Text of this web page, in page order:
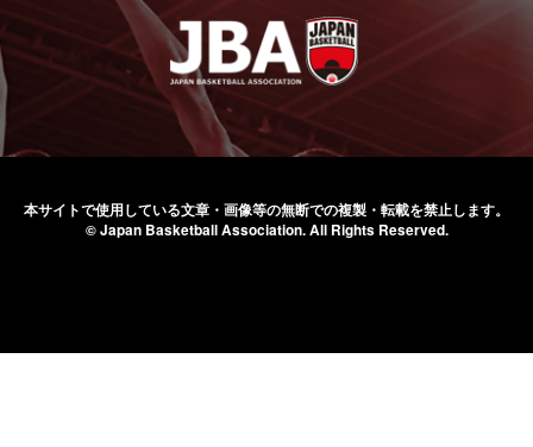
本サイトで使用している文章・画像等の無断での複製・転載を禁止します。
© Japan Basketball Association.All Rights Reserved.